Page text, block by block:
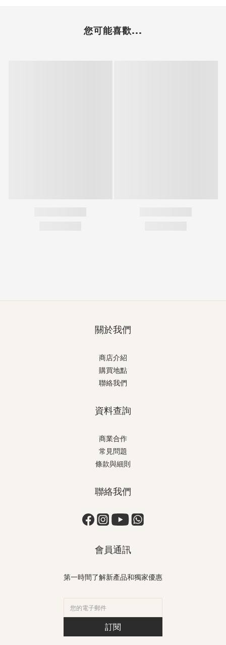
您可能喜歡...
關於我們
商店介紹
購買地點
聯絡我們
資料查詢
商業合作
常見問題
條款與細則
聯絡我們
會員通訊
第一時間了解新產品和獨家優惠
訂閱